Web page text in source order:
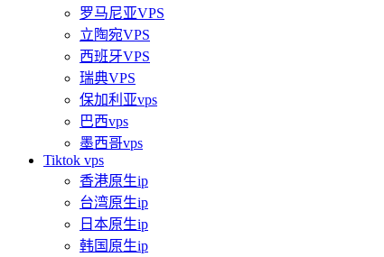
罗马尼亚VPS
立陶宛VPS
西班牙VPS
瑞典VPS
保加利亚vps
巴西vps
墨西哥vps
Tiktok vps
香港原生ip
台湾原生ip
日本原生ip
韩国原生ip